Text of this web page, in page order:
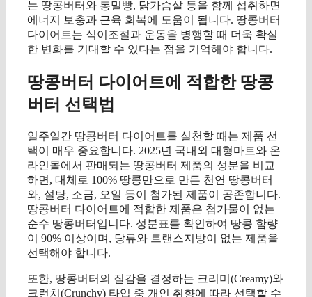
는 땅콩버터와 통밀빵, 닭가슴살 등을 함께 섭취하면
에너지 보충과 근육 회복에 도움이 됩니다. 땅콩버터
다이어트는 식이조절과 운동을 병행할 때 더욱 확실
한 변화를 기대할 수 있다는 점을 기억해야 합니다.
땅콩버터 다이어트에 적합한 땅콩
버터 선택법
일주일간 땅콩버터 다이어트를 실천할 때는 제품 선
택이 매우 중요합니다. 2025년 국내외 대형마트와 온
라인몰에서 판매되는 땅콩버터 제품의 성분을 비교
하면, 대체로 100% 땅콩만으로 만든 천연 땅콩버터
와, 설탕, 소금, 오일 등이 첨가된 제품이 공존합니다.
땅콩버터 다이어트에 적합한 제품은 첨가물이 없는
순수 땅콩버터입니다. 성분표를 확인하여 땅콩 함량
이 90% 이상이며, 당류와 트랜스지방이 없는 제품을
선택해야 합니다.
또한, 땅콩버터의 질감을 결정하는 크리미(Creamy)와
크런치(Crunchy) 타입 중 개인 취향에 따라 선택할 수